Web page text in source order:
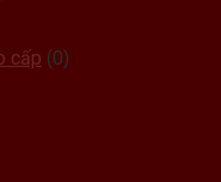
cấp (0)